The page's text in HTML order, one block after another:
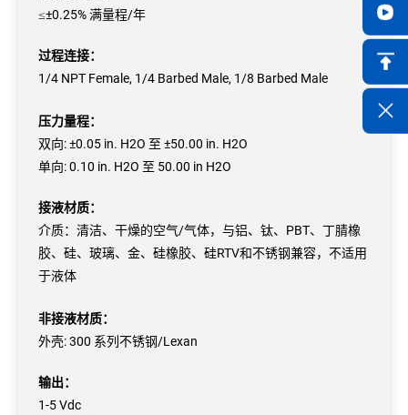
≤±0.25% 满量程/年
过程连接：
1/4 NPT Female, 1/4 Barbed Male, 1/8 Barbed Male
压力量程：
双向: ±0.05 in. H2O 至 ±50.00 in. H2O
单向: 0.10 in. H2O 至 50.00 in H2O
接液材质：
介质：清洁、干燥的空气/气体，与铝、钛、PBT、丁腈橡
胶、硅、玻璃、金、硅橡胶、硅RTV和不锈钢兼容，不适用
于液体
非接液材质：
外壳: 300 系列不锈钢/Lexan
输出：
1-5 Vdc